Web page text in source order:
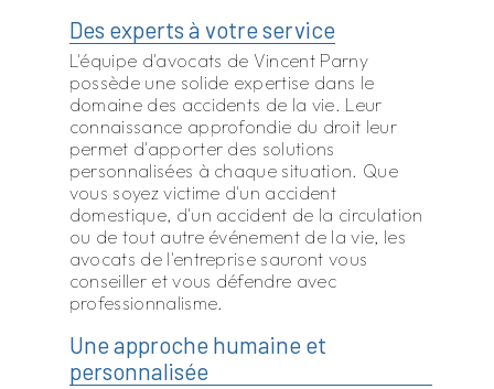
Des experts à votre service
L'équipe d'avocats de Vincent Parny
possède une solide expertise dans le
domaine des accidents de la vie. Leur
connaissance approfondie du droit leur
permet d'apporter des solutions
personnalisées à chaque situation. Que
vous soyez victime d'un accident
domestique, d'un accident de la circulation
ou de tout autre événement de la vie, les
avocats de l'entreprise sauront vous
conseiller et vous défendre avec
professionnalisme.
Une approche humaine et
personnalisée